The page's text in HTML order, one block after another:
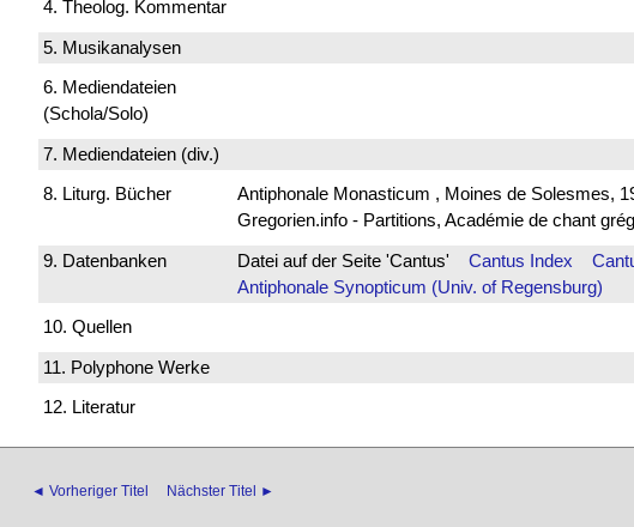
4. Theolog. Kommentar
5. Musikanalysen
6. Mediendateien
(Schola/Solo)
7. Mediendateien (div.)
8. Liturg. Bücher
Antiphonale Monasticum , Moines de Solesmes,
Gregorien.info - Partitions, Académie de chant
9. Datenbanken
Datei auf der Seite 'Cantus' Cantus Index
Antiphonale Synopticum (Univ. of Regensburg)
10. Quellen
11. Polyphone Werke
12. Literatur
◄ Vorheriger Titel Nächster Titel ►